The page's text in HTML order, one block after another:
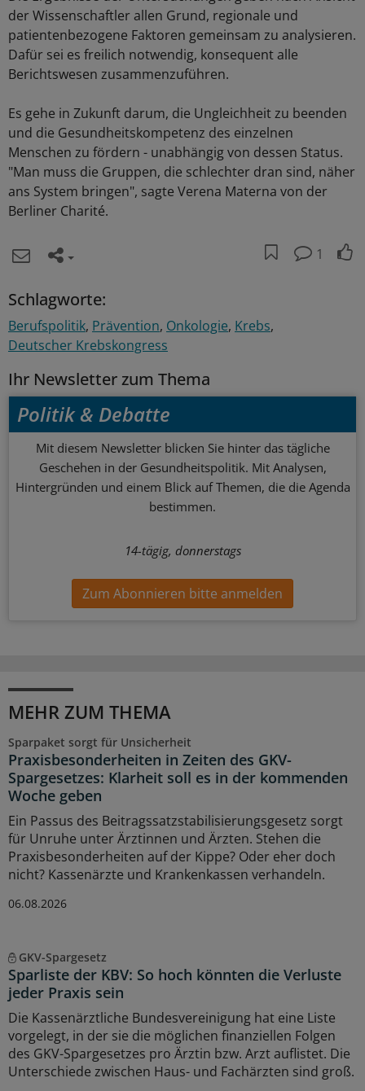
der Wissenschaftler allen Grund, regionale und
patientenbezogene Faktoren gemeinsam zu analysieren.
Dafür sei es freilich notwendig, konsequent alle
Berichtswesen zusammenzuführen.
Es gehe in Zukunft darum, die Ungleichheit zu beenden
und die Gesundheitskompetenz des einzelnen
Menschen zu fördern - unabhängig von dessen Status.
"Man muss die Gruppen, die schlechter dran sind, näher
ans System bringen", sagte Verena Materna von der
Berliner Charité.
1
Schlagworte:
Berufspolitik Prävention Onkologie Krebs
Deutscher Krebskongress
Ihr Newsletter zum Thema
Politik & Debatte
Mit diesem Newsletter blicken Sie hinter das tägliche
Geschehen in der Gesundheitspolitik. Mit Analysen,
Hintergründen und einem Blick auf Themen, die die Agenda
bestimmen.
14-tägig, donnerstags
Zum Abonnieren bitte anmelden
MEHR ZUM THEMA
Sparpaket sorgt für Unsicherheit
Praxisbesonderheiten in Zeiten des GKV-
Spargesetzes: Klarheit soll es in der kommenden
Woche geben
Ein Passus des Beitragssatzstabilisierungsgesetz sorgt
für Unruhe unter Ärztinnen und Ärzten. Stehen die
Praxisbesonderheiten auf der Kippe? Oder eher doch
nicht? Kassenärzte und Krankenkassen verhandeln.
06.08.2026
GKV-Spargesetz
Sparliste der KBV: So hoch könnten die Verluste
jeder Praxis sein
Die Kassenärztliche Bundesvereinigung hat eine Liste
vorgelegt, in der sie die möglichen finanziellen Folgen
des GKV-Spargesetzes pro Ärztin bzw. Arzt auflistet. Die
Unterschiede zwischen Haus- und Fachärzten sind groß.